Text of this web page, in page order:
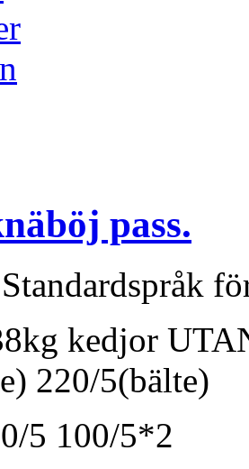
pass.
kedjor
220/5(bälte)
5 100/5*2